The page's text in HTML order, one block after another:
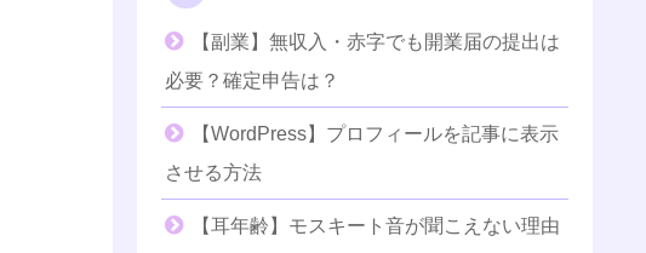
【副業】無収入・赤字でも開業届の提出は
必要？確定申告は？
【WordPress】プロフィールを記事に表示
させる方法
【耳年齢】モスキート音が聞こえない理由